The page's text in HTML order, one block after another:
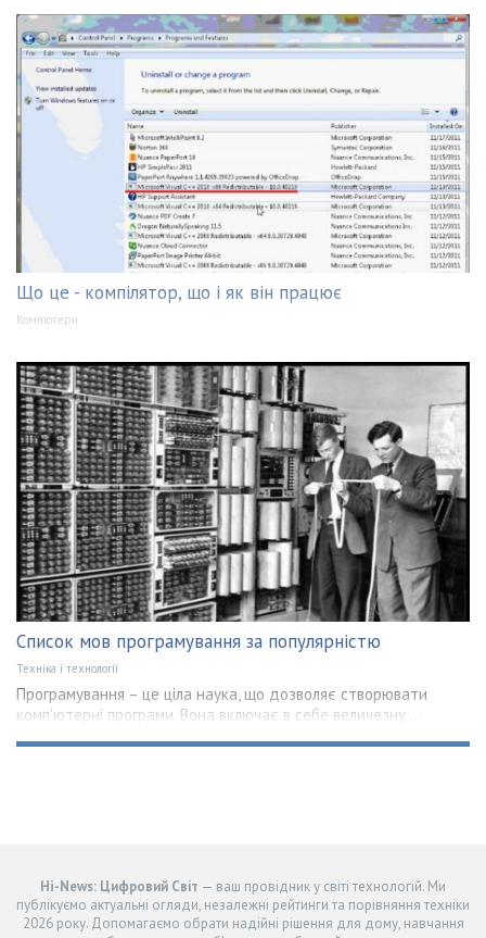
Що це - компілятор, що і як він працює
Компютери
Список мов програмування за популярністю
Техніка і технології
Програмування – це ціла наука, що дозволяє створювати
комп'ютерні програми. Вона включає в себе величезну ...
Hi-News: Цифровий Світ — ваш провідник у світі технологій. Ми
публікуємо актуальні огляди, незалежні рейтинги та порівняння техніки
2026 року. Допомагаємо обрати надійні рішення для дому, навчання